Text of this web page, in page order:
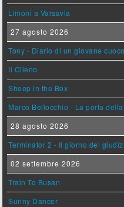
Limoni a Varsavia
27 agosto 2026
Tony - Diario di un giovane cuoco
Il Cileno
Sheep in the Box
Marco Bellocchio - La porta
28 agosto 2026
Terminator 2 - Il giorno del
02 settembre 2026
Train To Busan
Sunny Dancer